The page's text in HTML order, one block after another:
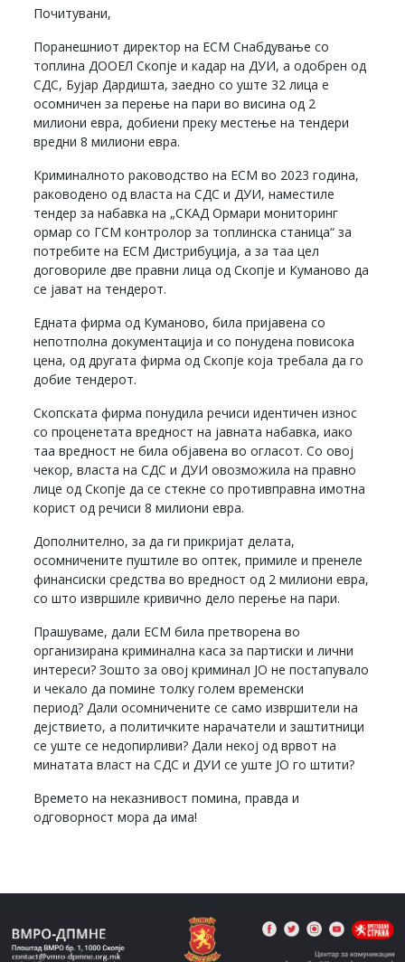
Почитувани,
Поранешниот директор на ЕСМ Снабдување со
топлина ДООЕЛ Скопје и кадар на ДУИ, а одобрен од
СДС, Бујар Дардишта, заедно со уште 32 лица е
осомничен за перење на пари во висина од 2
милиони евра, добиени преку местење на тендери
вредни 8 милиони евра.
Криминалното раководство на ЕСМ во 2023 година,
раководено од власта на СДС и ДУИ, наместиле
тендер за набавка на „СКАД Ормари мониторинг
ормар со ГСМ контролор за топлинска станица“ за
потребите на ЕСМ Дистрибуција, а за таа цел
договориле две правни лица од Скопје и Куманово да
се јават на тендерот.
Едната фирма од Куманово, била пријавена со
непотполна документација и со понудена повисока
цена, од другата фирма од Скопје која требала да го
добие тендерот.
Скопската фирма понудила речиси идентичен износ
со проценетата вредност на јавната набавка, иако
таа вредност не била објавена во огласот. Со овој
чекор, власта на СДС и ДУИ овозможила на правно
лице од Скопје да се стекне со противправна имотна
корист од речиси 8 милиони евра.
Дополнително, за да ги прикријат делата,
осомничените пуштиле во оптек, примиле и пренеле
финансиски средства во вредност од 2 милиони евра,
со што извршиле кривично дело перење на пари.
Прашуваме, дали ЕСМ била претворена во
организирана криминална каса за партиски и лични
интереси? Зошто за овој криминал ЈО не постапувало
и чекало да помине толку голем временски
период? Дали осомничените се само извршители на
дејствието, а политичките нарачатели и заштитници
се уште се недопирливи? Дали некој од врвот на
минатата власт на СДС и ДУИ се уште ЈО го штити?
Времето на неказнивост помина, правда и
одговорност мора да има!